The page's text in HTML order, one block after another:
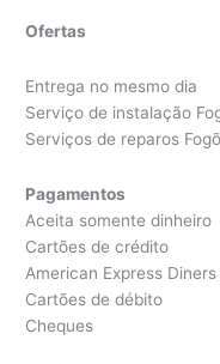
Ofertas
Entrega no mesmo dia
Serviço de instalação
Serviços de reparos
Pagamentos
Aceita somente dinheiro
Cartões de crédito
American Express
Cartões de débito
Cheques